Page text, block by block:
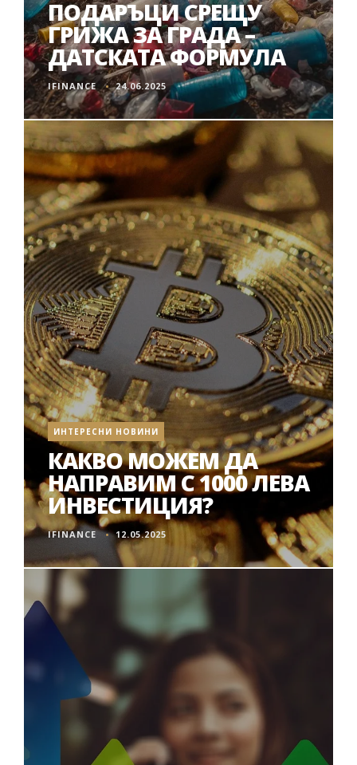
ПОДАРЪЦИ СРЕЩУ
ГРИЖА ЗА ГРАДА –
ДАТСКАТА ФОРМУЛА
IFINANCE 24.06.2025
ИНТЕРЕСНИ НОВИНИ
КАКВО МОЖЕМ ДА
НАПРАВИМ С 1000 ЛЕВА
ИНВЕСТИЦИЯ?
IFINANCE 12.05.2025